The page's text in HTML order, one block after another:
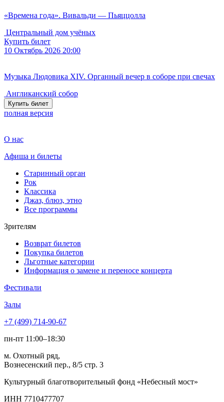
«Времена года». Вивальди — Пьяццолла
Центральный дом учёных
Купить билет
10 Октябрь 2026 20:00
Музыка Людовика XIV. Органный вечер в соборе при свечах
Англиканский собор
Купить билет
полная версия
О нас
Афиша и билеты
Старинный орган
Рок
Классика
Джаз, блюз, этно
Все программы
Зрителям
Возврат билетов
Покупка билетов
Льготные категории
Информация о замене и переносе концерта
Фестивали
Залы
+7 (499) 714-90-67
пн-пт 11:00–18:30
м. Охотный ряд,
Вознесенский пер., 8/5 стр. 3
Культурный благотворительный фонд «Небесный мост»
ИНН 7710477707